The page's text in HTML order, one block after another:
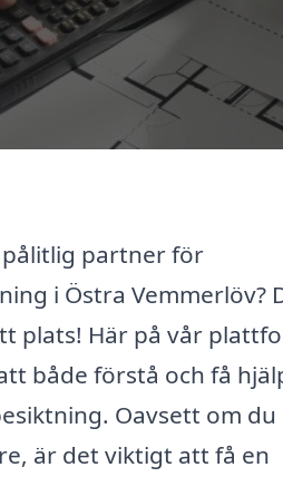
partner för
i Östra Vemmerlöv?
plats! Här på vår
både förstå och få
Oavsett om du
är det viktigt att få en